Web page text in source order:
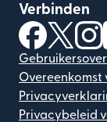
Verbinden
(wordt
Overeenkomst
Privacybeleid